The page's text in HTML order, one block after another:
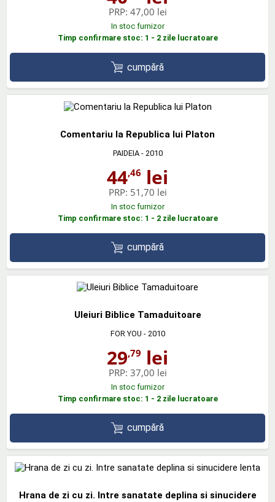
PRP: 47,00 lei
In stoc furnizor
Timp confirmare stoc: 1 - 2 zile lucratoare
cumpără
Comentariu la Republica lui Platon
PAIDEIA- 2010
44,46 lei
PRP: 51,70 lei
In stoc furnizor
Timp confirmare stoc: 1 - 2 zile lucratoare
cumpără
Uleiuri Biblice Tamaduitoare
FOR YOU - 2010
29,79 lei
PRP: 37,00 lei
In stoc furnizor
Timp confirmare stoc: 1 - 2 zile lucratoare
cumpără
Hrana de zi cu zi. Intre sanatate deplina si sinucidere